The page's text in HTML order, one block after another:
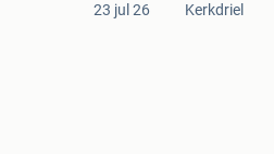
23 jul 26 Kerkdriel